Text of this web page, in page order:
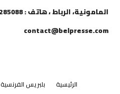
contact@belpresse.com
الرئيسية بلبريس الفرنسية